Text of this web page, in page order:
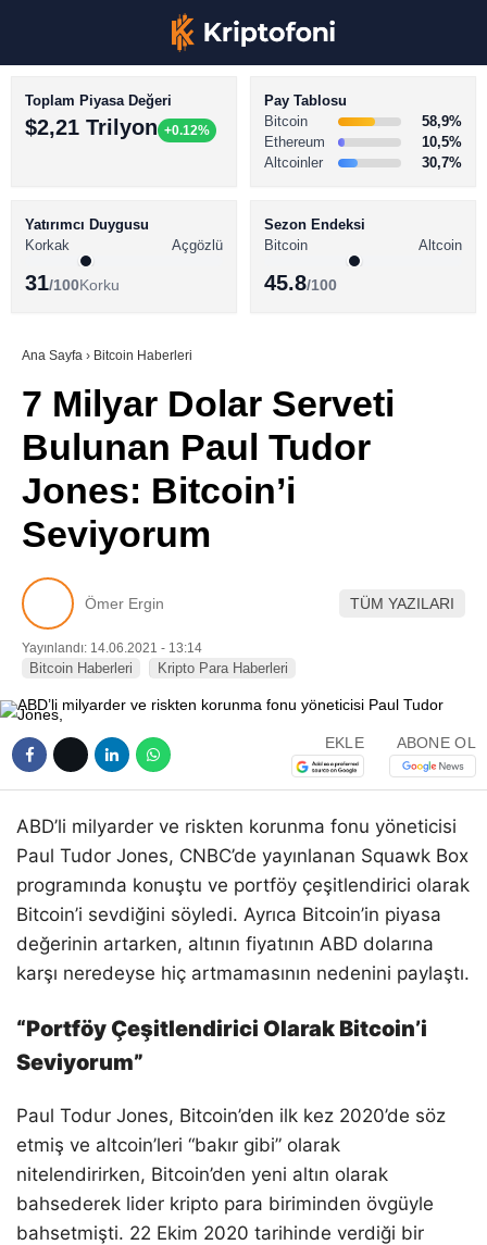
Youtube
TikTok
BİTCOİN HABERLERİ
ALTCOİN HABERLERİ
SÖZLÜK
Toplam Piyasa Değeri
$2,21 Trilyon +0.12%
Pay Tablosu
Bitcoin
58,9%
Ethereum
10,5%
Altcoinler
30,7%
Yatırımcı Duygusu
Korkak
Açgözlü
31/100Korku
Sezon Endeksi
Bitcoin
Altcoin
45.8/100
Ana Sayfa › Bitcoin Haberleri
7 Milyar Dolar Serveti
Bulunan Paul Tudor
Jones: Bitcoin’i
Seviyorum
Ömer Ergin TÜM YAZILARI
Yayınlandı: 14.06.2021 - 13:14
Bitcoin Haberleri Kripto Para Haberleri
EKLE ABONE OL
ABD’li milyarder ve riskten korunma fonu yöneticisi
Paul Tudor Jones, CNBC’de yayınlanan Squawk Box
programında konuştu ve portföy çeşitlendirici olarak
Bitcoin’i sevdiğini söyledi. Ayrıca Bitcoin’in piyasa
değerinin artarken, altının fiyatının ABD dolarına
karşı neredeyse hiç artmamasının nedenini paylaştı.
“Portföy Çeşitlendirici Olarak Bitcoin’i
Seviyorum”
Paul Todur Jones, Bitcoin’den ilk kez 2020’de söz
etmiş ve altcoin’leri “bakır gibi” olarak
nitelendirirken, Bitcoin’den yeni altın olarak
bahsederek lider kripto para biriminden övgüyle
bahsetmişti. 22 Ekim 2020 tarihinde verdiği bir